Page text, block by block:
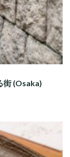
街 (Osaka)